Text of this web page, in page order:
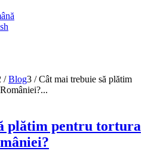
/ Blog3 / Cât mai trebuie să plătim
plătim pentru tortura